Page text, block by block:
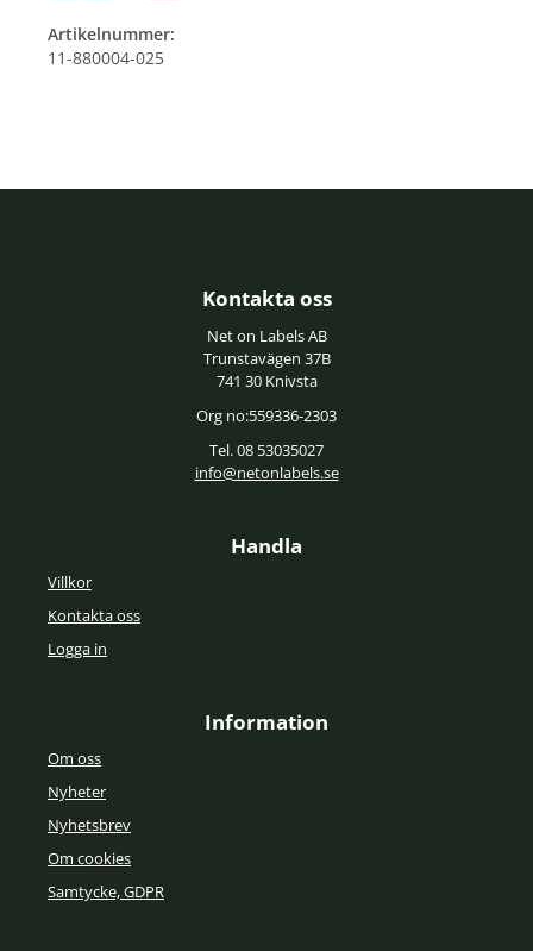
Artikelnummer:
11-880004-025
Kontakta oss
Net on Labels AB
Trunstavägen 37B
741 30 Knivsta
Org no:559336-2303
Tel. 08 53035027
info@netonlabels.se
Handla
Villkor
Kontakta oss
Logga in
Information
Om oss
Nyheter
Nyhetsbrev
Om cookies
Samtycke, GDPR